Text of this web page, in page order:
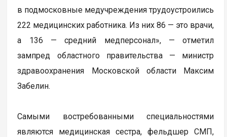
в подмосковные медучреждения трудоустроились
222 медицинских работника. Из них 86 — это врачи,
а 136 — средний медперсонал», — отметил
зампред областного правительства — министр
здравоохранения Московской области Максим
Забелин.
Самыми востребованными специальностями
являются медицинская сестра, фельдшер СМП,